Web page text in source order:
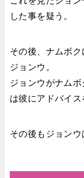
した事を疑う。
その後、ナムボ
ジョンウ。
ジョンウがナム
は彼にアドバイス
その後もジョン